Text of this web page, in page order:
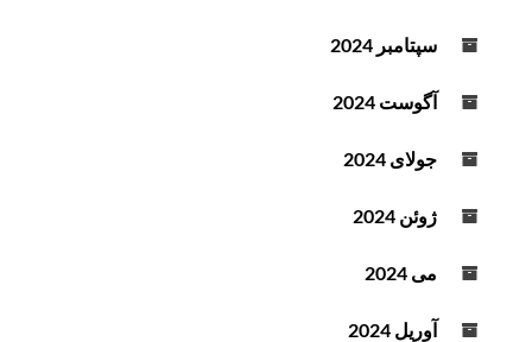
سپتامبر 2024
آگوست 2024
جولای 2024
ژوئن 2024
می 2024
آوریل 2024